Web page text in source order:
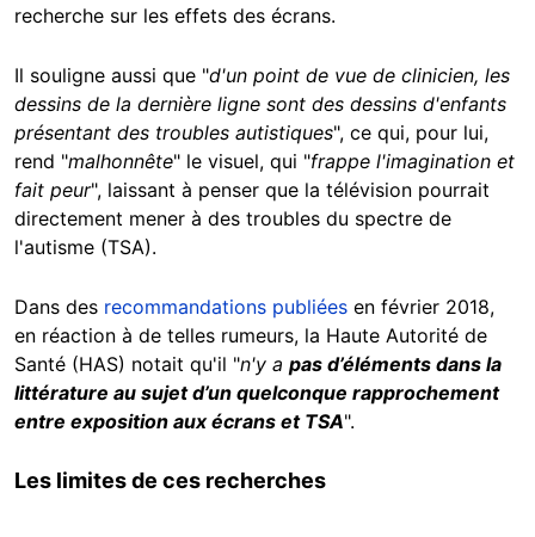
recherche sur les effets des écrans.
Il souligne aussi que "d'un point de vue de clinicien, les
dessins de la dernière ligne sont des dessins d'enfants
présentant des troubles autistiques", ce qui, pour lui,
rend "malhonnête" le visuel, qui "frappe l'imagination et
fait peur", laissant à penser que la télévision pourrait
directement mener à des troubles du spectre de
l'autisme (TSA).
Dans des recommandations publiées en février 2018,
en réaction à de telles rumeurs, la Haute Autorité de
Santé (HAS) notait qu'il "n'y a pas d’éléments dans la
littérature au sujet d’un quelconque rapprochement
entre exposition aux écrans et TSA".
Les limites de ces recherches